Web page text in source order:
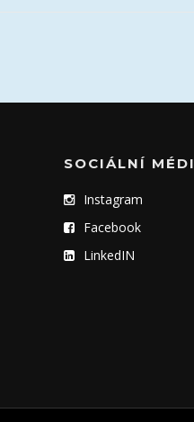
SOCIÁLNÍ
Instagram
Facebook
LinkedIN